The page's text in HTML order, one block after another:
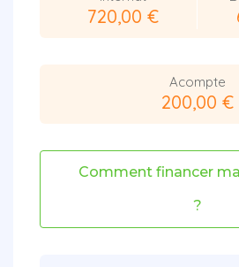
720,00 €
Acompte
200,00 €
Comment financer
?